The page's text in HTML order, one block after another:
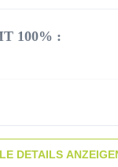
100% :
DETAILS